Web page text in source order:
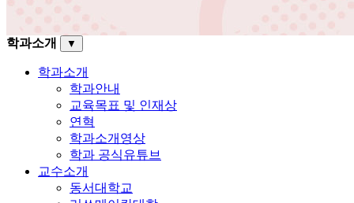
학과소개 ▼
학과소개
학과안내
교육목표 및 인재상
연혁
학과소개영상
학과 공식유튜브
교수소개
동서대학교